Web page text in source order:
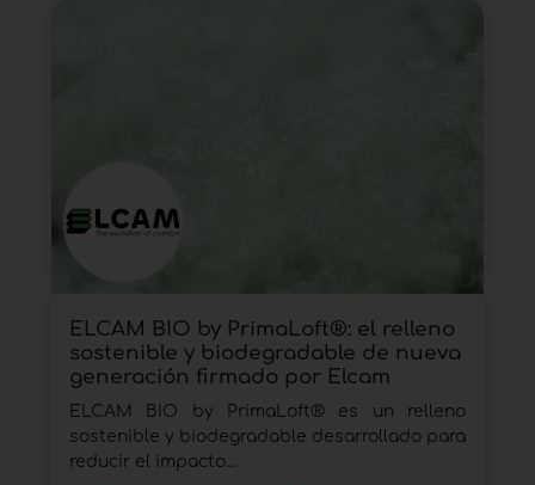
ELCAM BIO by PrimaLoft®: el relleno
sostenible y biodegradable de nueva
generación firmado por Elcam
ELCAM BIO by PrimaLoft® es un relleno
sostenible y biodegradable desarrollado para
reducir el impacto...